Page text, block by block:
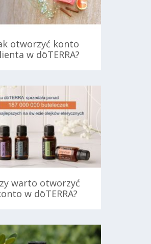
otworzyć konto
w dōTERRA?
warto otworzyć
w dōTERRA?